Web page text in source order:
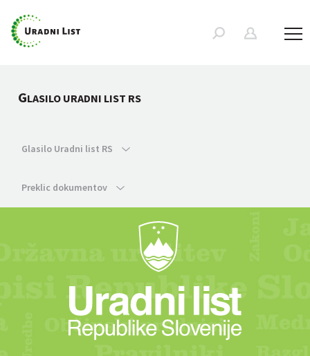
GLASILO URADNI LIST RS
Glasilo Uradni list RS
Preklic dokumentov